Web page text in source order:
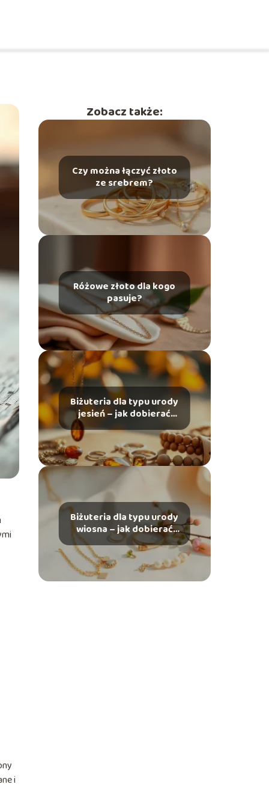
i
Zobacz także:
Czy można łączyć złoto
ze srebrem?
Różowe złoto dla kogo
pasuje?
Biżuteria dla typu urody
jesień – jak dobierać
dodatki?
Biżuteria dla typu urody
wiosna – jak dobierać
kolory i metale?